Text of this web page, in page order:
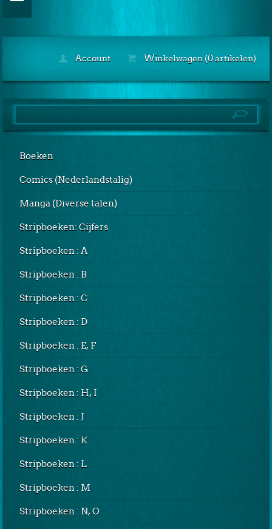
Account Winkelwagen (0 artikelen)
Boeken
Comics (Nederlandstalig)
Manga (Diverse talen)
Stripboeken: Cijfers
Stripboeken : A
Stripboeken : B
Stripboeken : C
Stripboeken : D
Stripboeken : E, F
Stripboeken : G
Stripboeken : H, I
Stripboeken : J
Stripboeken : K
Stripboeken : L
Stripboeken : M
Stripboeken : N, O